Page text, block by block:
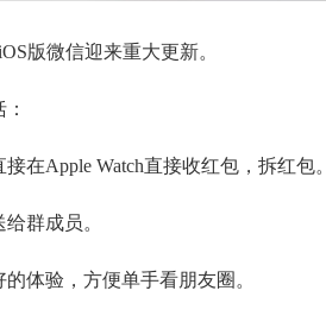
版微信迎来重大更新。
在Apple Watch直接收红包，拆红包。
群成员。
体验，方便单手看朋友圈。